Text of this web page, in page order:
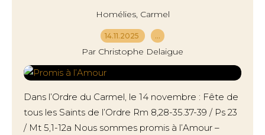
Homélies, Carmel
14.11.2025 …
Par Christophe Delaigue
Dans l’Ordre du Carmel, le 14 novembre : Fête de
tous les Saints de l’Ordre Rm 8,28-35.37-39 / Ps 23
/ Mt 5,1-12a Nous sommes promis à l’Amour –